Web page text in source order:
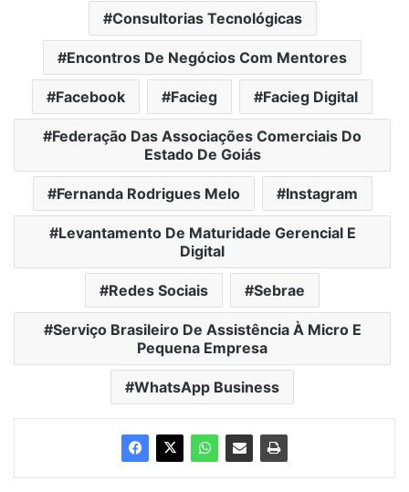
Consultorias Tecnológicas
Encontros De Negócios Com Mentores
Facebook Facieg Facieg Digital
Federação Das Associações Comerciais Do
Estado De Goiás
Fernanda Rodrigues Melo Instagram
Levantamento De Maturidade Gerencial E
Digital
Redes Sociais Sebrae
Serviço Brasileiro De Assistência À Micro E
Pequena Empresa
WhatsApp Business